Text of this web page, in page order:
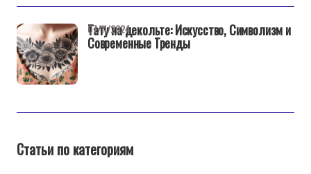
Тату на декольте: Искусство, Символизм и
Современные Тренды
07/11/2024
Статьи по категориям